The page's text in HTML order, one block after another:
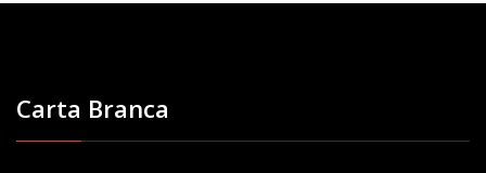
Carta Branca